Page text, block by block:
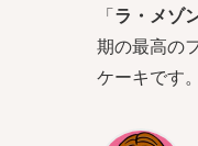
「 ラ・メゾ
期の最高の
ケーキです。